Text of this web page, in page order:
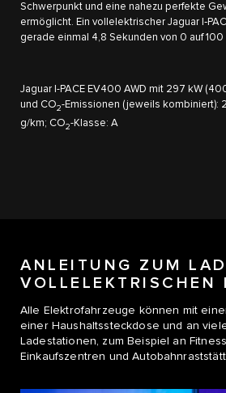
Schwerpunkt ​und eine nahezu perfekte
ermöglicht.​ Ein vollelektrischer Jaguar
gerade einmal 4,8 Sekunden von 0 auf 100
Jaguar I-PACE EV400 AWD mit 297 kW
und CO2-Emissionen (jeweils kombiniert):
g/km; CO2-Klasse: A
ANLEITUNG ZUM
VOLLELEKTRISCHEN
Alle Elektrofahrzeuge können mit
einer Haushaltssteckdose und an
Ladestationen, zum Beispiel an
Einkaufszentren und